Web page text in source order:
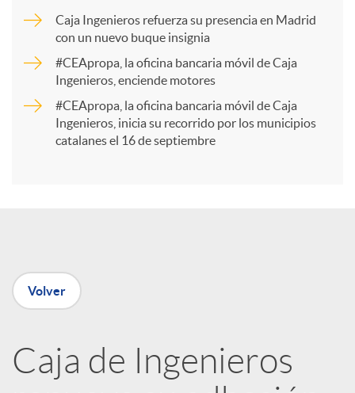
r
t
n
R
Caja Ingenieros refuerza su presencia en Madrid
con un nuevo buque insignia
#CEApropa, la oficina bancaria móvil de Caja
Ingenieros, enciende motores
#CEApropa, la oficina bancaria móvil de Caja
Ingenieros, inicia su recorrido por los municipios
catalanes el 16 de septiembre
Volver
Caja de Ingenieros